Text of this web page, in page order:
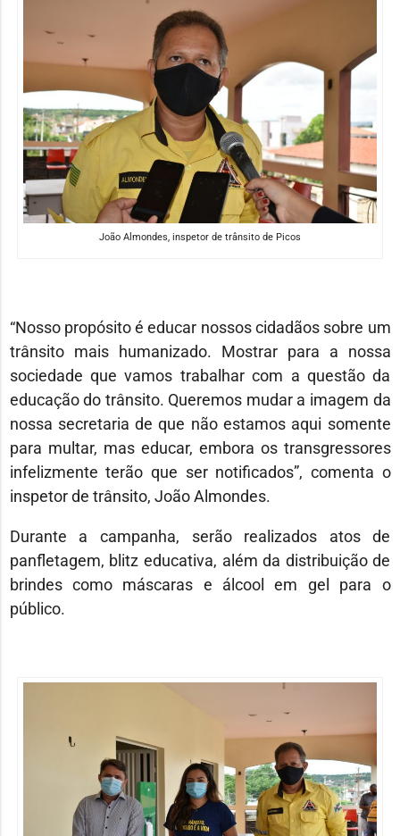
João Almondes, inspetor de trânsito de Picos
“Nosso propósito é educar nossos cidadãos sobre um
trânsito mais humanizado. Mostrar para a nossa
sociedade que vamos trabalhar com a questão da
educação do trânsito. Queremos mudar a imagem da
nossa secretaria de que não estamos aqui somente
para multar, mas educar, embora os transgressores
infelizmente terão que ser notificados”, comenta o
inspetor de trânsito, João Almondes.
Durante a campanha, serão realizados atos de
panfletagem, blitz educativa, além da distribuição de
brindes como máscaras e álcool em gel para o
público.